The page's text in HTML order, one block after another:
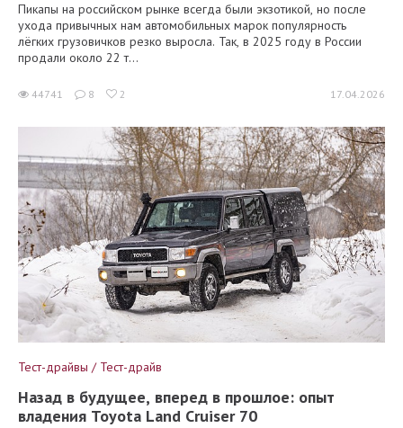
Пикапы на российском рынке всегда были экзотикой, но после
ухода привычных нам автомобильных марок популярность
лёгких грузовичков резко выросла. Так, в 2025 году в России
продали около 22 т...
44741 8 2 17.04.2026
Тест-драйвы / Тест-драйв
Назад в будущее, вперед в прошлое: опыт
владения Toyota Land Cruiser 70